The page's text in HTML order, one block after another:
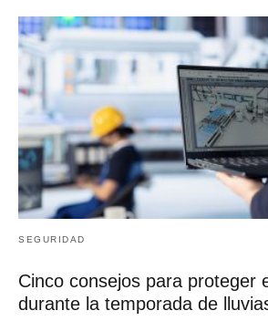
SEGURIDAD
Cinco consejos para proteger
durante la temporada de